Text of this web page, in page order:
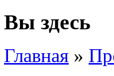
Вы здесь
Главная »